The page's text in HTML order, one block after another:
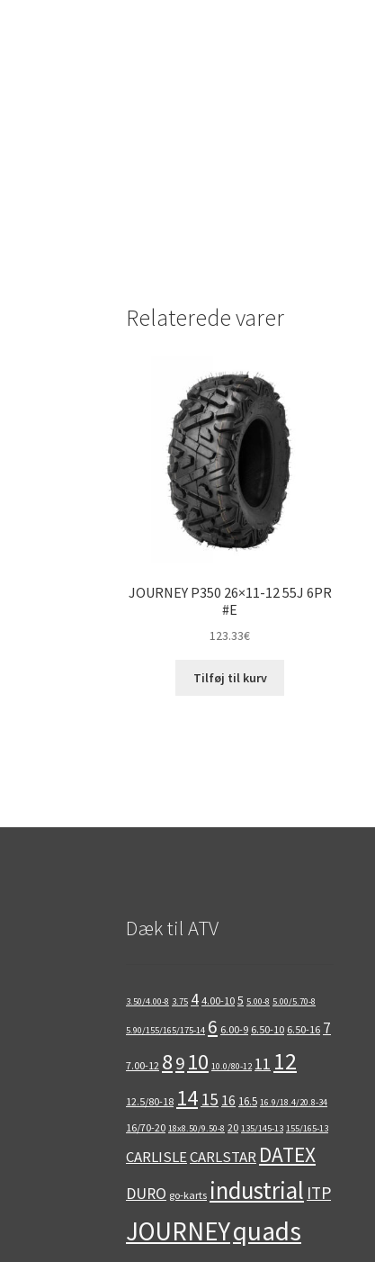
Relaterede varer
JOURNEY P350 26×11-12 55J 6PR
#E
123.33€
Tilføj til kurv
Dæk til ATV
3.50/4.00-8 3.75 4 4.00-10 5 5.00-8 5.00/5.70-8
5.90/155/165/175-14 6 6.00-9 6.50-10 6.50-16 7
7.00-12 8910 10.0/80-12 11 12
12.5/80-18 14 15 16 16.5 16.9/18.4/20.8-34
16/70-20 18x8.50/9.50-8 20 135/145-13 155/165-13
CARLISLECARLSTAR DATEX
DURO go-karts industrial ITP
JOURNEYquads